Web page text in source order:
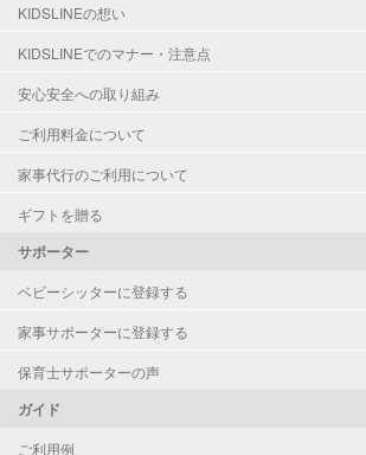
KIDSLINEの想い
KIDSLINEでのマナー・注意点
安心安全への取り組み
ご利用料金について
家事代行のご利用について
ギフトを贈る
サポーター
ベビーシッターに登録する
家事サポーターに登録する
保育士サポーターの声
ガイド
ご利用例